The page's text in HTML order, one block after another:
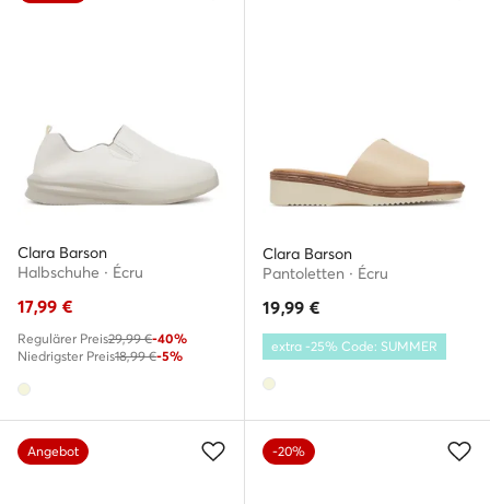
Clara Barson
Halbschuhe · Écru
17,99 €
Regulärer Preis29,99 €-40%
Niedrigster Preis18,99 €-5%
Clara Barson
Pantoletten · Écru
19,99 €
extra -25% Code: SUMMER
Angebot -20%